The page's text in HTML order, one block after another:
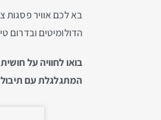
בא לכם אוויר פסגות
הדולומיטים ובדרום
בואו לחוויה על
המתגלגלת עם